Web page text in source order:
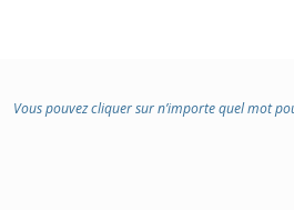
Vous pouvez cliquer sur n’importe quel mot